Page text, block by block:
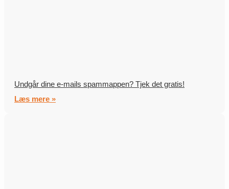
Undgår dine e-mails spammappen? Tjek det gratis!
Læs mere »